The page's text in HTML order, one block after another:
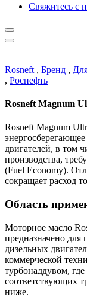
Свяжитесь с
Rosneft , Бренд ,
, Роснефть
Rosneft Magnum
Rosneft Magnum
двигателей, в том
производства,
(Fuel Economy).
сокращает расход
Область
Моторное масло
предназначено
дизельных
коммерческой
турбонаддувом,
соответствующих
ниже.